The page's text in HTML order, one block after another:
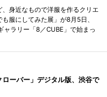
身近なもので洋服を作るクリエ
服にしてみた展」が8月5日、
ラリー「8／CUBE」で始まっ
ーバー」デジタル版、渋谷で